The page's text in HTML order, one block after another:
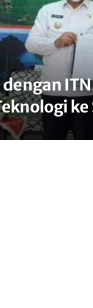
ke